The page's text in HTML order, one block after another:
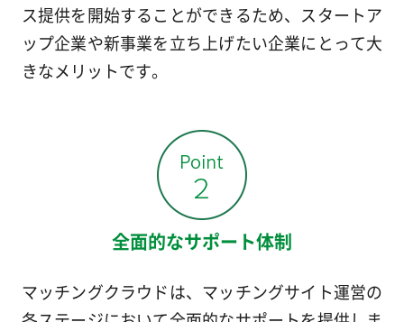
ス提供を開始することができるため、スタートア
ップ企業や新事業を立ち上げたい企業にとって大
きなメリットです。
全面的なサポート体制
マッチングクラウドは、マッチングサイト運営の